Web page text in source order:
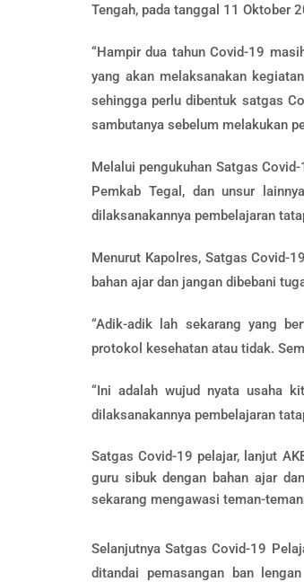
Tengah, pada tanggal 11 Oktober
“Hampir dua tahun Covid-19
yang akan melaksanakan
sehingga perlu dibentuk satgas
sambutanya sebelum melakukan
Melalui pengukuhan Satgas
Pemkab Tegal, dan unsur
dilaksanakannya pembelajaran
Menurut Kapolres, Satgas Covid-
bahan ajar dan jangan dibebani
“Adik-adik lah sekarang yang
protokol kesehatan atau tidak.
“Ini adalah wujud nyata usaha
dilaksanakannya pembelajaran
Satgas Covid-19 pelajar, lanjut
guru sibuk dengan bahan ajar
sekarang mengawasi teman-
Selanjutnya Satgas Covid-19
ditandai pemasangan ban